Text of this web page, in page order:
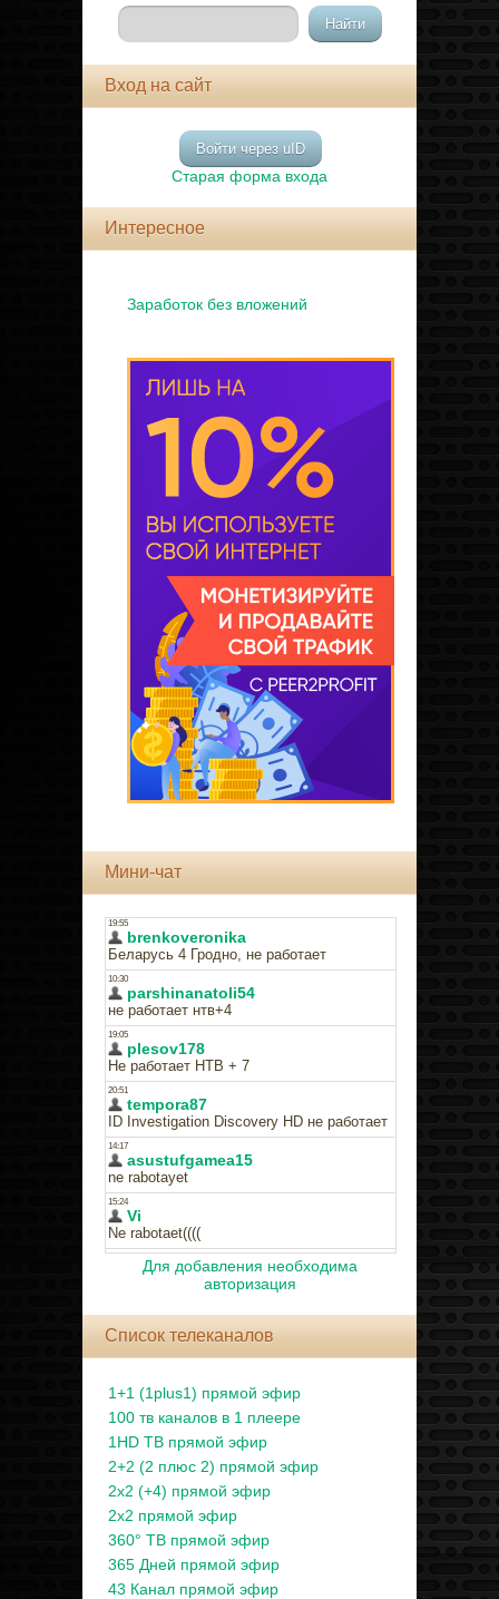
Вход на сайт
Войти через uID
Старая форма входа
Интересное
Заработок без вложений
Мини-чат
Для добавления необходима
авторизация
Список телеканалов
1+1 (1plus1) прямой эфир
100 тв каналов в 1 плеере
1HD ТВ прямой эфир
2+2 (2 плюс 2) прямой эфир
2x2 (+4) прямой эфир
2x2 прямой эфир
360° ТВ прямой эфир
365 Дней прямой эфир
43 Канал прямой эфир